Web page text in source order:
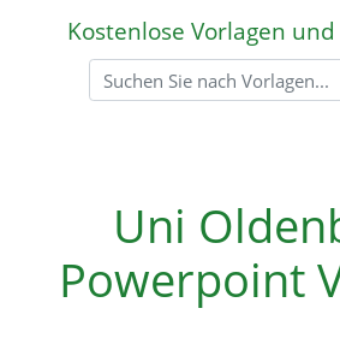
Kostenlose Vorlagen
Uni
Powerpoint